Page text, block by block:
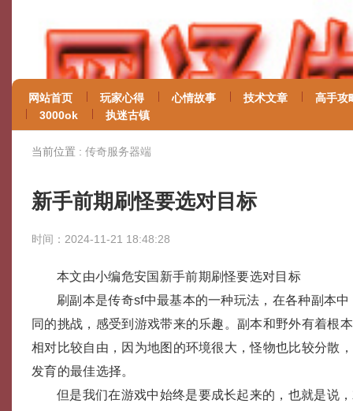
网站首页 玩家心得 心情故事 技术文章
高手攻
3000ok
执迷古镇
当前位置 : 传奇服务器端
新手前期刷怪要选对目标
时间：2024-11-21 18:48:28
本文由小编危安国新手前期刷怪要选对目标
刷副本是传奇sf中最基本的一种玩法，在各种副本
同的挑战，感受到游戏带来的乐趣。副本和野外有着根
相对比较自由，因为地图的环境很大，怪物也比较分散
发育的最佳选择。
但是我们在游戏中始终是要成长起来的，也就是说